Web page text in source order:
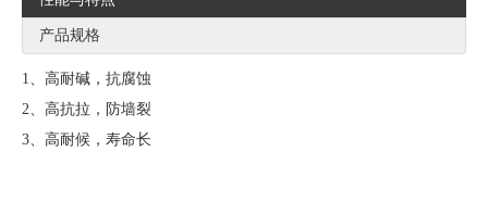
产品规格
1、高耐碱，抗腐蚀
2、高抗拉，防墙裂
3、高耐候，寿命长